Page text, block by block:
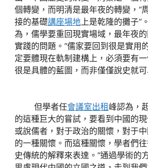
個轉變，而明清是最年夜的轉變，“
接的基礎講座場地 上是乾隆的攤子”
為，儒學要重回現實場域，最年夜
實踐的問題。“儒家要回到很是實用
定要體現在軌制建構上，必須要有
很是具體的藍圖，而非僅僅說史就可
但學者任會議室出租 峰認為，
的這種巨大的嘗試，要看到中國的現
或說儒者，對于政治的關懷，對于
的一種關懷。而這種關懷，學者們
史傳統的解釋來表達。“通過學術的